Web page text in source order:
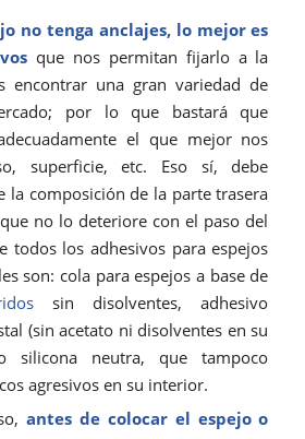
no tenga anclajes, lo mejor es
que nos permitan fijarlo a la
encontrar una gran variedad de
por lo que bastará que
el que mejor nos
superficie, etc. Eso sí, debe
la composición de la parte trasera
no lo deteriore con el paso del
todos los adhesivos para espejos
son: cola para espejos a base de
sin disolventes, adhesivo
(sin acetato ni disolventes en su
silicona neutra, que tampoco
agresivos en su interior.
antes de colocar el espejo o